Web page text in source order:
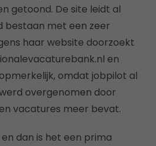
getoond. De site leidt al
bestaan met een zeer
haar website doorzoekt
en
omdat jobpilot al
overgenomen door
vacatures meer bevat.
dan is het een prima